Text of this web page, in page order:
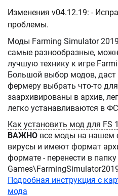
Изменения v04.12.19: -
проблемы.
Моды Farming Simulator 2019 , на нашем сайте бывают
самые разнообразные,
лучшую технику к игре Farming
Большой выбор модов,
фермеру выбрать что-то
заархивированы в архив,
Как
ВАЖНО все моды на нашем
вирусы и имеют формат
формате - перенести в
Подробная инструкция с
мода